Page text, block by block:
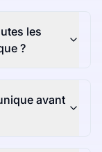
les
?
avant